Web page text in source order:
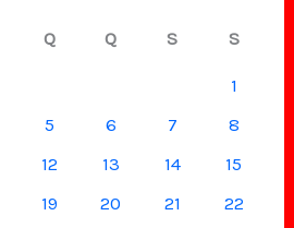
Q Q S S
1
5 6 7
8
12 13 14
15
19 20 21
22